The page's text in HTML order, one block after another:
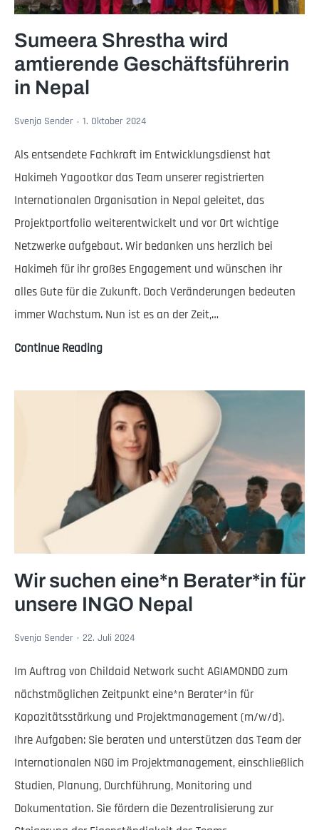
Sumeera Shrestha wird
amtierende Geschäftsführerin
in Nepal
Svenja Sender 1. Oktober 2024
Als entsendete Fachkraft im Entwicklungsdienst hat
Hakimeh Yagootkar das Team unserer registrierten
Internationalen Organisation in Nepal geleitet, das
Projektportfolio weiterentwickelt und vor Ort wichtige
Netzwerke aufgebaut. Wir bedanken uns herzlich bei
Hakimeh für ihr großes Engagement und wünschen ihr
alles Gute für die Zukunft. Doch Veränderungen bedeuten
immer Wachstum. Nun ist es an der Zeit,…
Continue ReadingSumeera
wird
amtierende
Geschäftsführerin
Nepal
Wir suchen eine*n Berater*in für
unsere INGO Nepal
Svenja Sender 22. Juli 2024
Im Auftrag von Childaid Network sucht AGIAMONDO zum
nächstmöglichen Zeitpunkt eine*n Berater*in für
Kapazitätsstärkung und Projektmanagement (m/w/d).
Ihre Aufgaben: Sie beraten und unterstützen das Team der
Internationalen NGO im Projektmanagement, einschließlich
Studien, Planung, Durchführung, Monitoring und
Dokumentation. Sie fördern die Dezentralisierung zur